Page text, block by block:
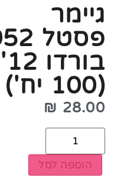
גיימר
פסטל
בורדו 12'
(100 יח')
28.00
₪
הוספה לסל